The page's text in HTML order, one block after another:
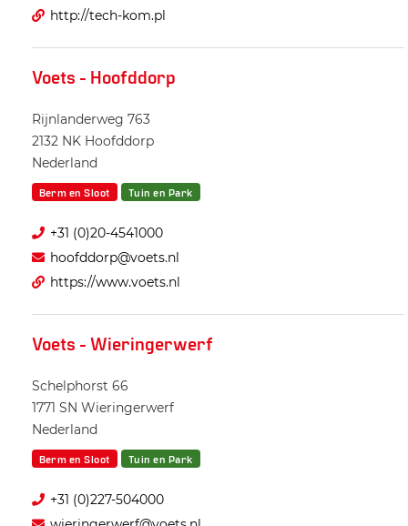
http://tech-kom.pl
Voets - Hoofddorp
Rijnlanderweg 763
2132 NK Hoofddorp
Nederland
Berm en Sloot Tuin en Park
+31 (0)20-4541000
hoofddorp@voets.nl
https://www.voets.nl
Voets - Wieringerwerf
Schelphorst 66
1771 SN Wieringerwerf
Nederland
Berm en Sloot Tuin en Park
+31 (0)227-504000